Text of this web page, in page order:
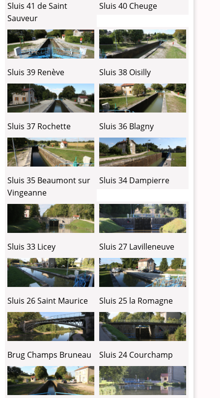
Sluis 41 de Saint
Sauveur
Sluis 40 Cheuge
Sluis 39 Renève Sluis 38 Oisilly
Sluis 37 Rochette Sluis 36 Blagny
Sluis 35 Beaumont sur
Vingeanne
Sluis 34 Dampierre
Sluis 33 Licey Sluis 27 Lavilleneuve
Sluis 26 Saint Maurice Sluis 25 la Romagne
Brug Champs Bruneau Sluis 24 Courchamp